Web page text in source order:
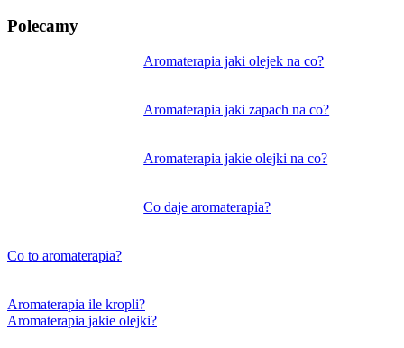
Polecamy
Aromaterapia jaki olejek na co?
Aromaterapia jaki zapach na co?
Aromaterapia jakie olejki na co?
Co daje aromaterapia?
Co to aromaterapia?
Aromaterapia ile kropli?
Aromaterapia jakie olejki?